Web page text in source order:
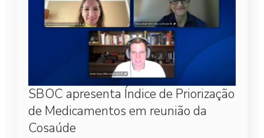
SBOC apresenta Índice de Priorização
de Medicamentos em reunião da
Cosaúde